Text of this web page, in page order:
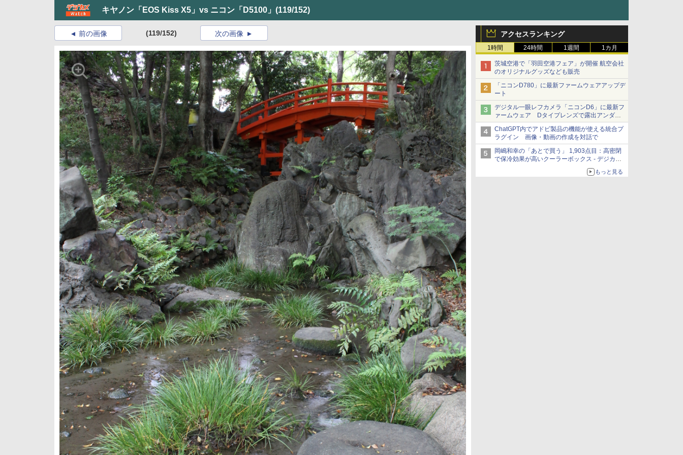
キヤノン「EOS Kiss X5」vs ニコン「D5100」 (119/152)
アクセスランキング
1時間 24時間 1週間 1カ月
茨城空港で「羽田空港フェア」が開催 航空会社
のオリジナルグッズなども販売
「ニコンD780」に最新ファームウェアアップデ
ート
デジタル一眼レフカメラ「ニコンD6」に最新フ
ァームウェア Dタイプレンズで露出アンダー
になる現象の修正など
ChatGPT内でアドビ製品の機能が使える統合プ
ラグイン 画像・動画の作成を対話で
岡嶋和幸の「あとで買う」 1,903点目：高密閉
で保冷効果が高いクーラーボックス - デジカメ
もっと見る
前の画像 (119/152) 次の画像